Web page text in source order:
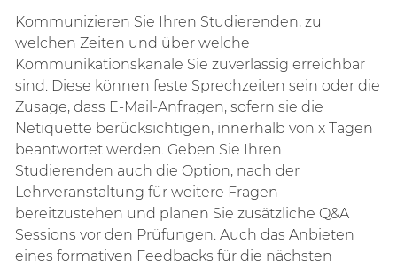
Kommunizieren Sie Ihren Studierenden, zu
welchen Zeiten und über welche
Kommunikationskanäle Sie zuverlässig erreichbar
sind. Diese können feste Sprechzeiten sein oder die
Zusage, dass E-Mail-Anfragen, sofern sie die
Netiquette berücksichtigen, innerhalb von x Tagen
beantwortet werden. Geben Sie Ihren
Studierenden auch die Option, nach der
Lehrveranstaltung für weitere Fragen
bereitzustehen und planen Sie zusätzliche Q&A
Sessions vor den Prüfungen. Auch das Anbieten
eines formativen Feedbacks für die nächsten